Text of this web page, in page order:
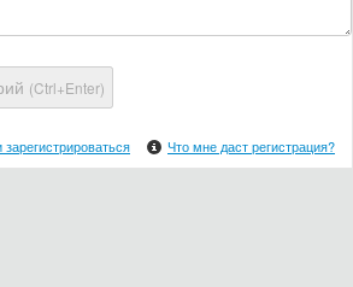
(Ctrl+Enter)
Что мне даст регистрация?